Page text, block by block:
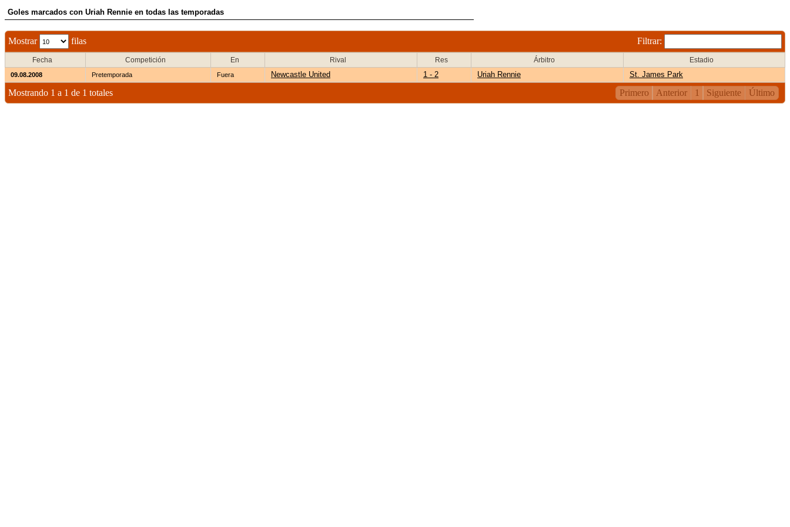
Goles marcados con Uriah Rennie en todas las temporadas
Mostrar filas Filtrar:
Fecha Competición En Rival Res Árbitro Estadio
09.08.2008 Pretemporada Fuera Newcastle United 1 - 2 Uriah Rennie St. James Park
Mostrando 1 a 1 de 1 totales Primero Anterior 1 Siguiente Último